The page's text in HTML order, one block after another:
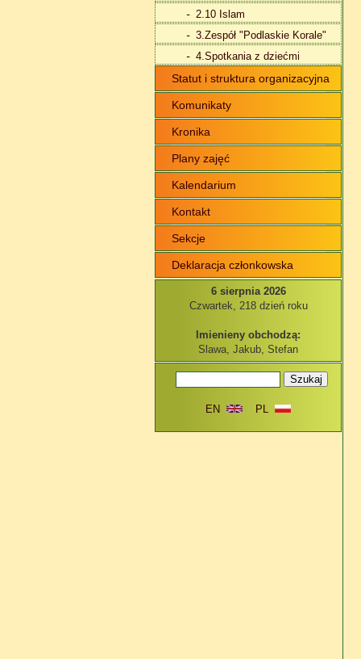
2.10 Islam
3.Zespół "Podlaskie Korale"
4.Spotkania z dziećmi
Statut i struktura organizacyjna
Komunikaty
Kronika
Plany zajęć
Kalendarium
Kontakt
Sekcje
Deklaracja członkowska
6 sierpnia 2026
Czwartek, 218 dzień roku
Imienieny obchodzą:
Slawa, Jakub, Stefan
EN PL